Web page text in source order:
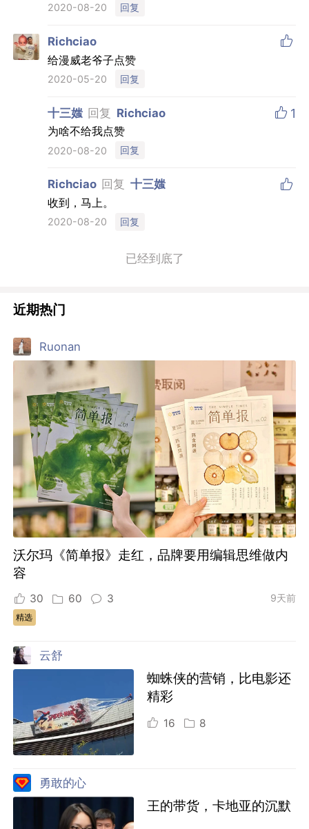
2020-08-20 回复
Richciao 
给漫威老爷子点赞
2020-05-20 回复
十三媸 回复 Richciao  1
为啥不给我点赞
2020-08-20 回复
Richciao 回复 十三媸 
收到，马上。
2020-08-20 回复
已经到底了
近期热门
Ruonan
沃尔玛《简单报》走红，品牌要用编辑思维做内
容
30 60 3 9天前
精选
云舒
蜘蛛侠的营销，比电影还
精彩
16 8
勇敢的心
王的带货，卡地亚的沉默